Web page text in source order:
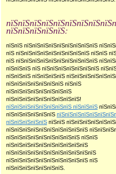
пїЅпїЅпїЅпїЅпїЅ:
пїЅпїЅ пїЅпїЅпїЅпїЅпїЅпїЅпїЅпїЅпїЅ
пїЅ пїЅпїЅпїЅпїЅпїЅпїЅпїЅпїЅпїЅ пїЅпїЅ
пїЅ пїЅпїЅпїЅпїЅпїЅпїЅпїЅпїЅпїЅпїЅ
пїЅпїЅпїЅ пїЅ пїЅпїЅпїЅпїЅпїЅпїЅпїЅ
пїЅпїЅпїЅ пїЅпїЅпїЅпїЅ
пїЅпїЅпїЅпїЅпїЅпїЅпїЅ пїЅпїЅ
пїЅпїЅпїЅпїЅпїЅпїЅпїЅпїЅ
пїЅпїЅпїЅпїЅпїЅпїЅпїЅпїЅпїЅ!
пїЅпїЅпїЅпїЅпїЅпїЅпїЅпїЅ пїЅпїЅпїЅ
пїЅпїЅпїЅпїЅпїЅпїЅ
пїЅпїЅпїЅпїЅпїЅ пїЅпїЅ
пїЅпїЅпїЅпїЅпїЅпїЅпїЅпїЅпїЅпїЅ
пїЅпїЅпїЅпїЅпїЅпїЅпїЅпїЅпїЅ пїЅпїЅ
пїЅпїЅпїЅпїЅпїЅпїЅпїЅпїЅпїЅпїЅ
пїЅпїЅпїЅпїЅпїЅпїЅпїЅпїЅпїЅпїЅпїЅ
пїЅпїЅпїЅпїЅпїЅпїЅпїЅпїЅпїЅпїЅ пїЅ
пїЅпїЅпїЅпїЅпїЅпїЅпїЅ.